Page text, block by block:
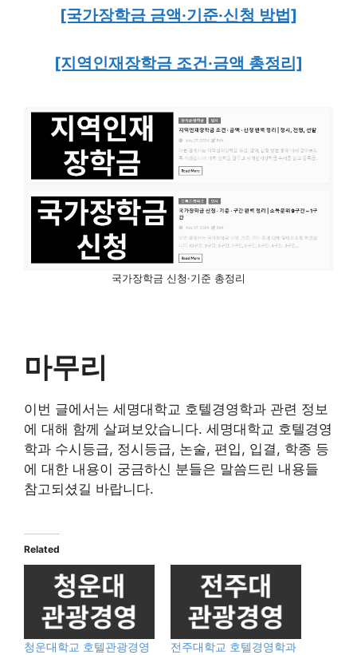
[국가장학금 금액·기준·신청 방법]
[지역인재장학금 조건·금액 총정리]
국가장학금 신청·기준 총정리
마무리
이번 글에서는 세명대학교 호텔경영학과 관련 정보
에 대해 함께 살펴보았습니다. 세명대학교 호텔경영
학과 수시등급, 정시등급, 논술, 편입, 입결, 학종 등
에 대한 내용이 궁금하신 분들은 말씀드린 내용들
참고되셨길 바랍니다.
Related
청운대학교 호텔관광경영
전주대학교 호텔경영학과